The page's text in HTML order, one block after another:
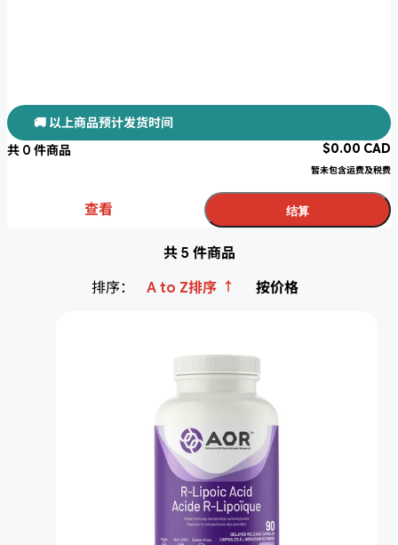
🚚 以上商品预计发货时间
共 0 件商品 $0.00 CAD
暂未包含运费及税费
查看 结算
共 5 件商品
排序：
A to Z排序 ↑ 按价格